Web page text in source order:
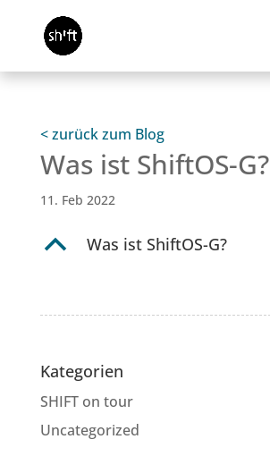
< zurück zum Blog
Was ist ShiftOS-G?
11. Feb 2022
B Was ist ShiftOS-G?
Kategorien
SHIFT on tour
Uncategorized